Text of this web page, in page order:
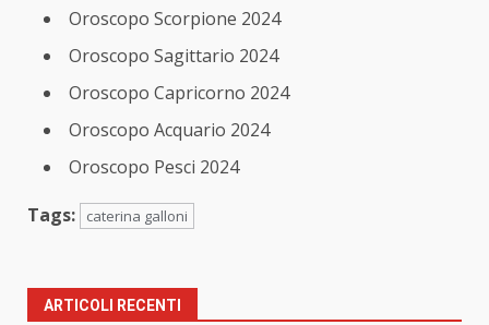
Oroscopo Scorpione 2024
Oroscopo Sagittario 2024
Oroscopo Capricorno 2024
Oroscopo Acquario 2024
Oroscopo Pesci 2024
Tags:
caterina galloni
ARTICOLI RECENTI